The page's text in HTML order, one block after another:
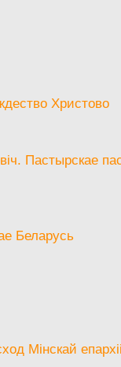
Христово
Пастырскае
Беларусь
Мінскай